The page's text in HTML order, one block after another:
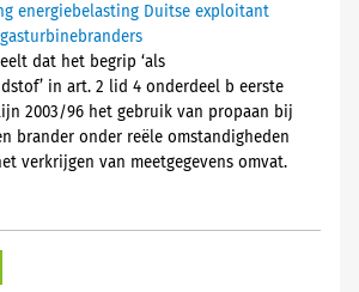
energiebelasting Duitse exploitant
dat het begrip ‘als
in art. 2 lid 4 onderdeel b eerste
2003/96 het gebruik van propaan bij
brander onder reële omstandigheden
verkrijgen van meetgegevens omvat.